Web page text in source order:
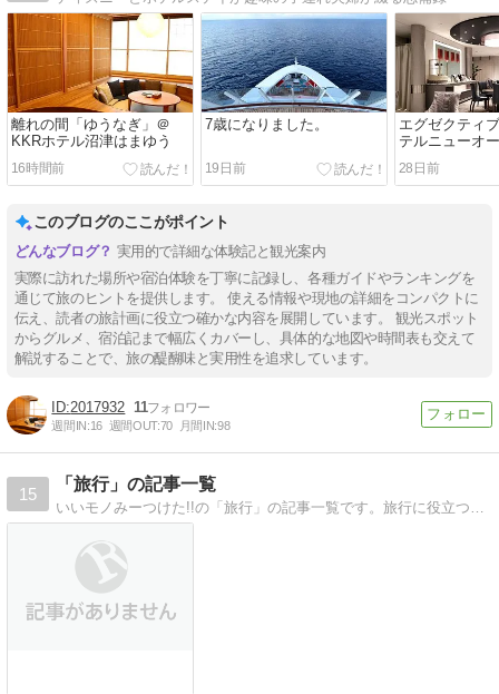
離れの間「ゆうなぎ」＠
KKRホテル沼津はまゆう
16時間前
7歳になりました。
19日前
エグゼクティ
テルニューオ
28日前
このブログのここがポイント
実用的で詳細な体験記と観光案内
実際に訪れた場所や宿泊体験を丁寧に記録し、各種ガイドやランキングを
通じて旅のヒントを提供します。 使える情報や現地の詳細をコンパクトに
伝え、読者の旅計画に役立つ確かな内容を展開しています。 観光スポット
からグルメ、宿泊記まで幅広くカバーし、具体的な地図や時間表も交えて
解説することで、旅の醍醐味と実用性を追求しています。
2017932 11
週間IN:16 週間OUT:70 月間IN:98
15
「旅行」の記事一覧